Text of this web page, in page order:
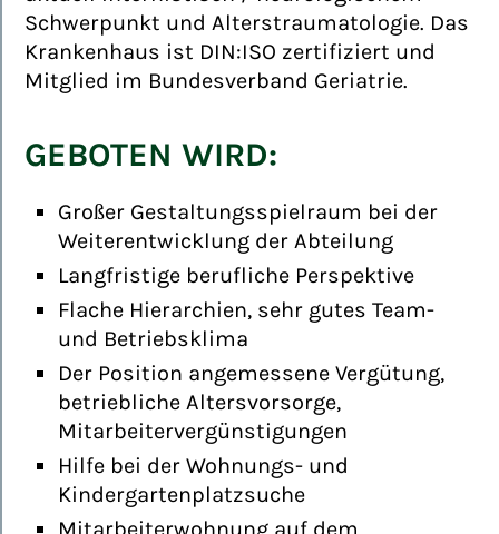
Schwerpunkt und Alterstraumatologie. Das
Krankenhaus ist DIN:ISO zertifiziert und
Mitglied im Bundesverband Geriatrie.
GEBOTEN WIRD:
Großer Gestaltungsspielraum bei der
Weiterentwicklung der Abteilung
Langfristige berufliche Perspektive
Flache Hierarchien, sehr gutes Team-
und Betriebsklima
Der Position angemessene Vergütung,
betriebliche Altersvorsorge,
Mitarbeitervergünstigungen
Hilfe bei der Wohnungs- und
Kindergartenplatzsuche